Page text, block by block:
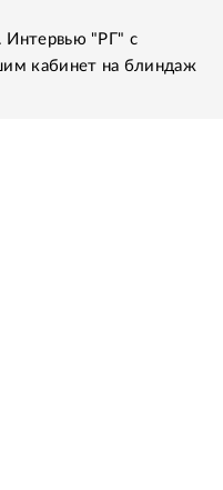
Интервью "РГ" с
кабинет на блиндаж